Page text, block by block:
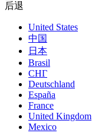
后退
United States
中国
日本
Brasil
СНГ
Deutschland
España
France
United Kingdom
Mexico